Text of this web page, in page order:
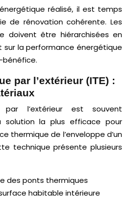
réalisé, il est temps
de rénovation cohérente. Les
doivent être hiérarchisées en
la performance énergétique
par l’extérieur (ITE) :
par l’extérieur est souvent
solution la plus efficace pour
thermique de l’enveloppe d’un
technique présente plusieurs
des ponts thermiques
habitable intérieure